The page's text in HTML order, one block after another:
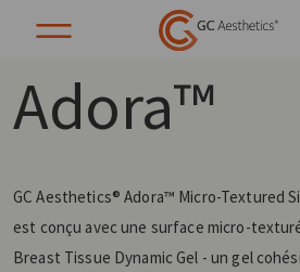
Adora™
GC Aesthetics® Adora™ Micro-Textured
est conçu avec une surface micro-
Breast Tissue Dynamic Gel - un gel